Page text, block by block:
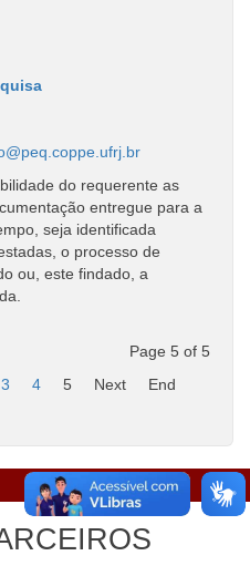
do requerente as
entregue para a
seja identificada
o processo de
ou, este findado, a
Page 5 of 5
3 4 5 Next End